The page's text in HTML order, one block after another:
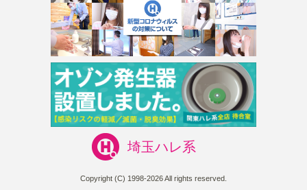
埼玉ハレ系
Copyright (C) 1998-2026 All rights reserved.